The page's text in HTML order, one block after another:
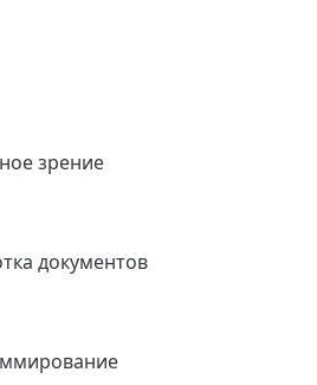
зрение
документов